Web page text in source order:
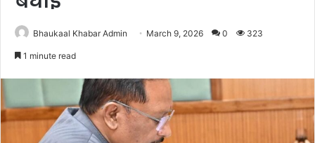
Bhaukaal Khabar Admin March 9, 2026 0 323
1 minute read